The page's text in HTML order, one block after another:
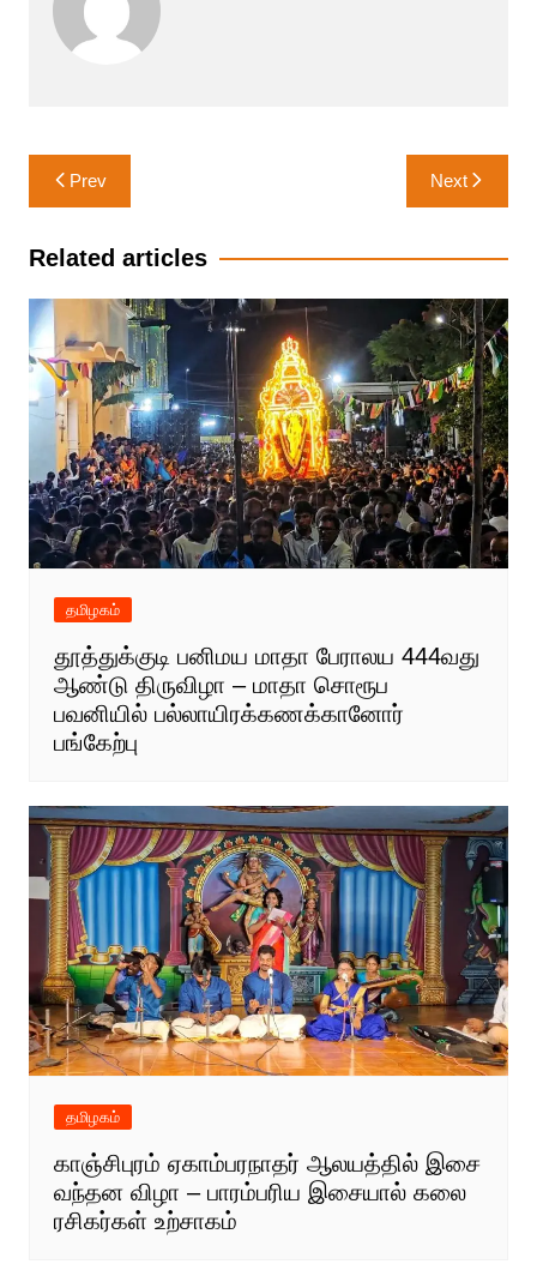
Post
navigation
Prev Next
Related articles
தமிழகம்
தூத்துக்குடி பனிமய மாதா பேராலய 444வது
ஆண்டு திருவிழா – மாதா சொரூப
பவனியில் பல்லாயிரக்கணக்கானோர்
பங்கேற்பு
தமிழகம்
காஞ்சிபுரம் ஏகாம்பரநாதர் ஆலயத்தில் இசை
வந்தன விழா – பாரம்பரிய இசையால் கலை
ரசிகர்கள் உற்சாகம்